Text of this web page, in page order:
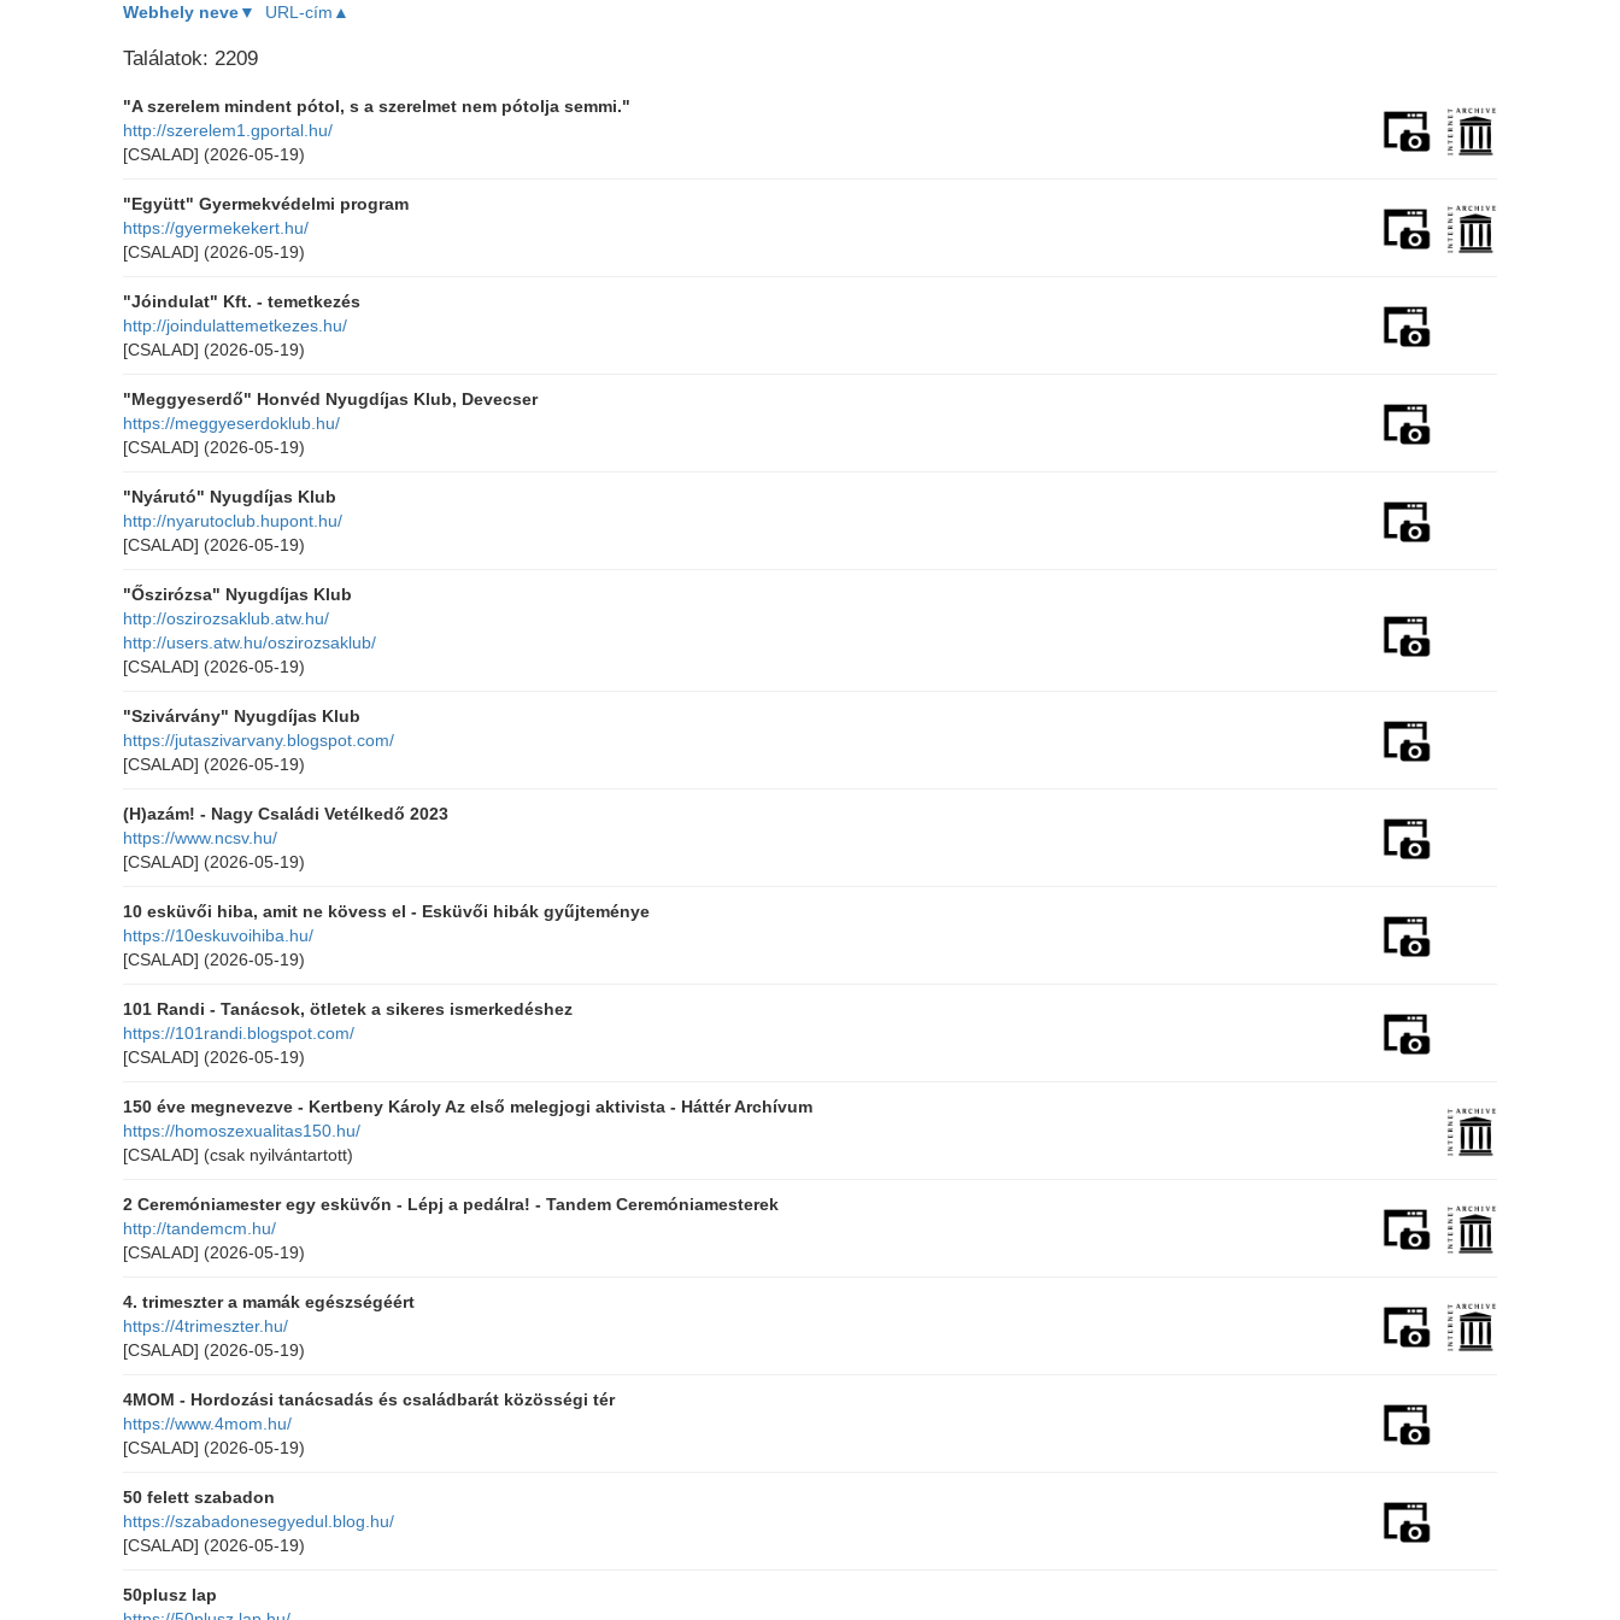
Webhely neve▼ URL-cím▲
Találatok: 2209
"A szerelem mindent pótol, s a szerelmet nem pótolja semmi."
http://szerelem1.gportal.hu/
[CSALAD] (2026-05-19)
"Együtt" Gyermekvédelmi program
https://gyermekekert.hu/
[CSALAD] (2026-05-19)
"Jóindulat" Kft. - temetkezés
http://joindulattemetkezes.hu/
[CSALAD] (2026-05-19)
"Meggyeserdő" Honvéd Nyugdíjas Klub, Devecser
https://meggyeserdoklub.hu/
[CSALAD] (2026-05-19)
"Nyárutó" Nyugdíjas Klub
http://nyarutoclub.hupont.hu/
[CSALAD] (2026-05-19)
"Őszirózsa" Nyugdíjas Klub
http://oszirozsaklub.atw.hu/
http://users.atw.hu/oszirozsaklub/
[CSALAD] (2026-05-19)
"Szivárvány" Nyugdíjas Klub
https://jutaszivarvany.blogspot.com/
[CSALAD] (2026-05-19)
(H)azám! - Nagy Családi Vetélkedő 2023
https://www.ncsv.hu/
[CSALAD] (2026-05-19)
10 esküvői hiba, amit ne kövess el - Esküvői hibák gyűjteménye
https://10eskuvoihiba.hu/
[CSALAD] (2026-05-19)
101 Randi - Tanácsok, ötletek a sikeres ismerkedéshez
https://101randi.blogspot.com/
[CSALAD] (2026-05-19)
150 éve megnevezve - Kertbeny Károly Az első melegjogi aktivista - Háttér Archívum
https://homoszexualitas150.hu/
[CSALAD] (csak nyilvántartott)
2 Ceremóniamester egy esküvőn - Lépj a pedálra! - Tandem Ceremóniamesterek
http://tandemcm.hu/
[CSALAD] (2026-05-19)
4. trimeszter a mamák egészségéért
https://4trimeszter.hu/
[CSALAD] (2026-05-19)
4MOM - Hordozási tanácsadás és családbarát közösségi tér
https://www.4mom.hu/
[CSALAD] (2026-05-19)
50 felett szabadon
https://szabadonesegyedul.blog.hu/
[CSALAD] (2026-05-19)
50plusz lap